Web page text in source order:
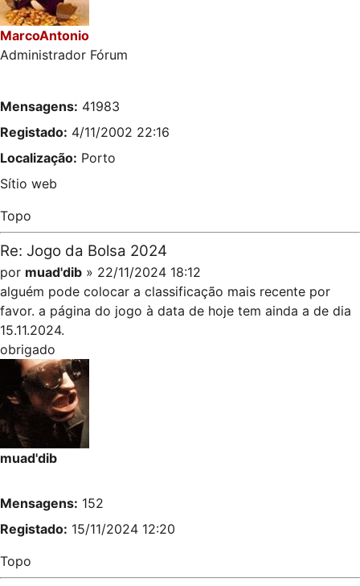
MarcoAntonio
Administrador Fórum
Mensagens: 41983
Registado: 4/11/2002 22:16
Localização: Porto
Sítio web
Topo
Re: Jogo da Bolsa 2024
por muad'dib » 22/11/2024 18:12
alguém pode colocar a classificação mais recente por
favor. a página do jogo à data de hoje tem ainda a de dia
15.11.2024.
obrigado
muad'dib
Mensagens: 152
Registado: 15/11/2024 12:20
Topo